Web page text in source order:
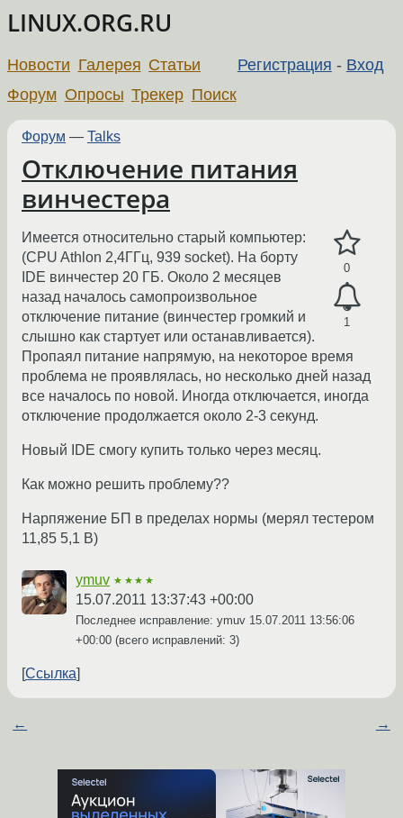
LINUX.ORG.RU
Регистрация - Вход
Новости Галерея Статьи
Форум Опросы Трекер Поиск
Форум — Talks
Отключение питания
винчестера
0
1
Имеется относительно старый компьютер:
(CPU Athlon 2,4ГГц, 939 socket). На борту
IDE винчестер 20 ГБ. Около 2 месяцев
назад началось самопроизвольное
отключение питание (винчестер громкий и
слышно как стартует или останавливается).
Пропаял питание напрямую, на некоторое время
проблема не проявлялась, но несколько дней назад
все началось по новой. Иногда отключается, иногда
отключение продолжается около 2-3 секунд.
Новый IDE смогу купить только через месяц.
Как можно решить проблему??
Нарпяжение БП в пределах нормы (мерял тестером
11,85 5,1 В)
ymuv ★★★★
15.07.2011 13:37:43 +00:00
Последнее исправление: ymuv 15.07.2011 13:56:06
+00:00 (всего исправлений: 3)
Ссылка
← →